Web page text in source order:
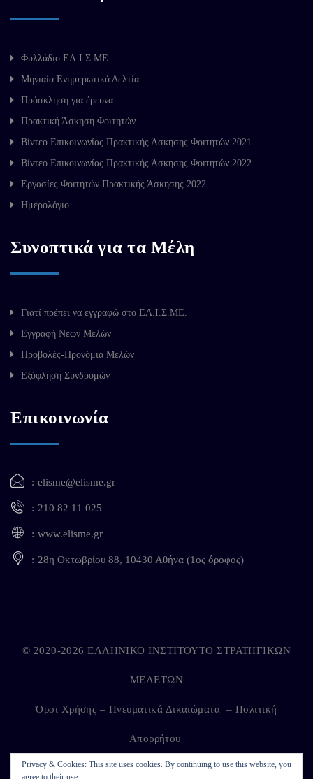
Φυλλάδιο ΕΛ.Ι.Σ.ΜΕ.
Μηνιαία Ενημερωτικά Δελτία
Πρόσκληση για έρευνα
Πρακτική Άσκηση Φοιτητών
Βίντεο Επικοινωνίας Πρακτικής Άσκησης Φοιτητών 2021
Βίντεο Επικοινωνίας Πρακτικής Άσκησης Φοιτητών 2022
Εργασίες Φοιτητών Πρακτικής Άσκησης 2022
Ημερολόγιο
Συνοπτικά για τα Μέλη
Γιατί πρέπει να εγγραφώ στο ΕΛ.Ι.Σ.ΜΕ.
Εγγραφή Νέων Μελών
Προβολές-Προνόμια Μελών
Εξόφληση Συνδρομών
Επικοινωνία
elisme@elisme.gr
210 82 11 025
www.elisme.gr
28η Οκτωβρίου 88, 10430 Αθήνα (1ος όροφος)
Privacy & Cookies: This site uses cookies. By continuing to use this website, you
agree to their use.
© 2020-2026 ΕΛΛΗΝΙΚΟ ΙΝΣΤΙΤΟΥΤΟ ΣΤΡΑΤΗΓΙΚΩΝ
ΜΕΛΕΤΩΝ
Όροι Χρήσης – Πνευματικά Δικαιώματα – Πολιτική
Απορρήτου